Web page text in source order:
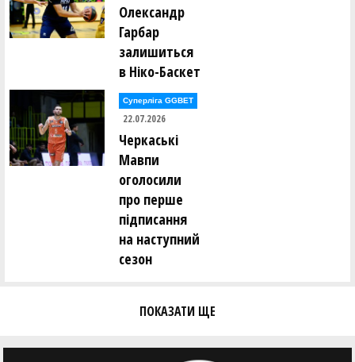
Євген Тодуров ()
Аліна Томін ()
Олександр Тюрін ()
Анастасія Усова ()
Ірина Фамаре ()
Олександр Федоренко ()
Сергій Федорів ()
Андрій Федорченко ()
Андрій Фоменко ()
Олександр Фоменко ()
Валерій Халавчук ()
Олександр Харченко ()
Олександр
Гарбар
залишиться
в Ніко-Баскет
Суперліга GGBET
22.07.2026
Черкаські
Мавпи
оголосили
про перше
підписання
на наступний
сезон
ПОКАЗАТИ ЩЕ